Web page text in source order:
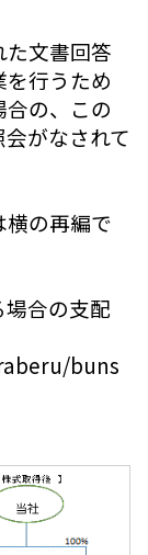
文書回答
を行うため
の、この
がなされて
の再編で
合の支配
buns